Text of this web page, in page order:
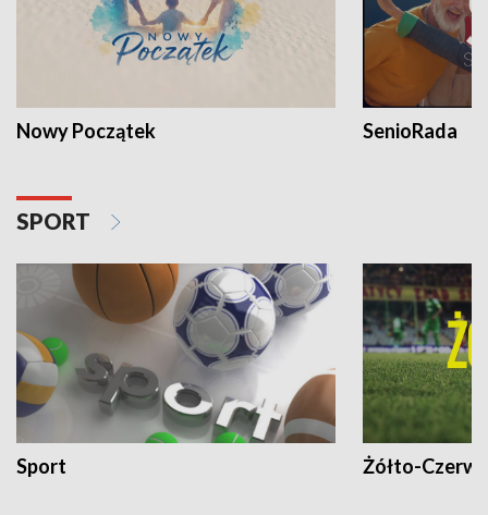
Nowy Początek SenioRada
SPORT
Sport Żółto-